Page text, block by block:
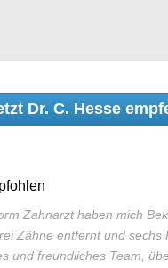
Dr. C. Hesse
Zahnarzt haben mich
Zähne entfernt und
und freundliches Team,